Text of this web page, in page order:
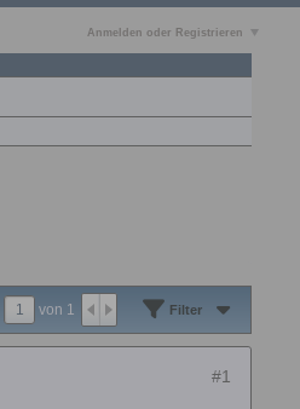
Anmelden oder Registrieren
von 1 Filter
#1